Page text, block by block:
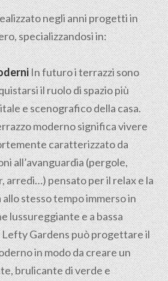
negli anni progetti in
specializzandosi in:
In futuro i terrazzi sono
il ruolo di spazio più
e scenografico della casa.
moderno significa vivere
caratterizzato da
all’avanguardia (pergole,
arredi…) pensato per il relax e la
stesso tempo immerso in
lussureggiante e a bassa
Gardens può progettare il
in modo da creare un
brulicante di verde e